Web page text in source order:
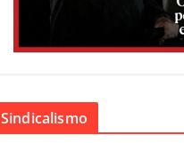
Sindicalismo